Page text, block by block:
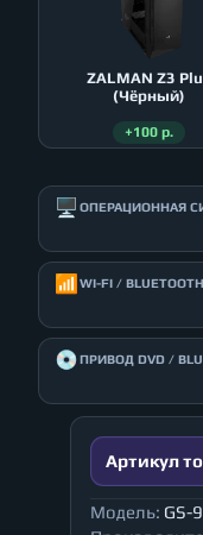
ZALMAN Z3
(Чёрный)
+100 р.
🖥️ ОПЕРАЦИОННАЯ
📶 WI-FI / BLUETOOTH
💿ПРИВОД DVD /
Артикул
Модель: GS-